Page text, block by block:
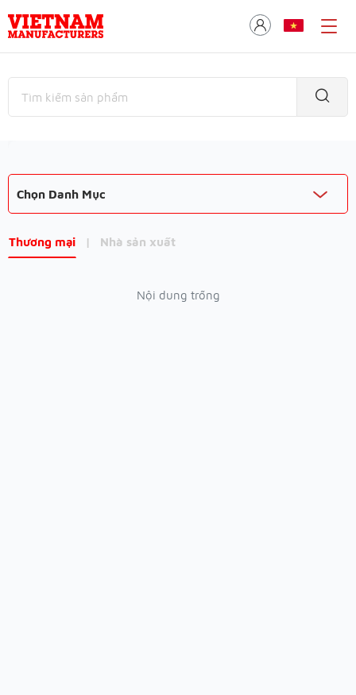
Chọn Danh Mục
Thương mại | Nhà sản xuất
Nội dung trống